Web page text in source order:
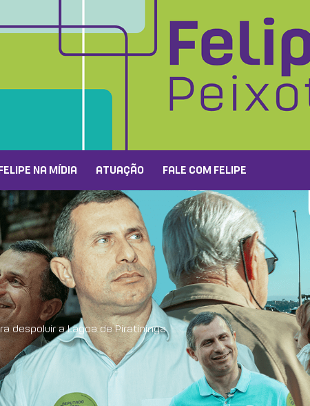
NA MÍDIA ATUAÇÃO FALE COM FELIPE
despoluir a Lagoa de Piratininga